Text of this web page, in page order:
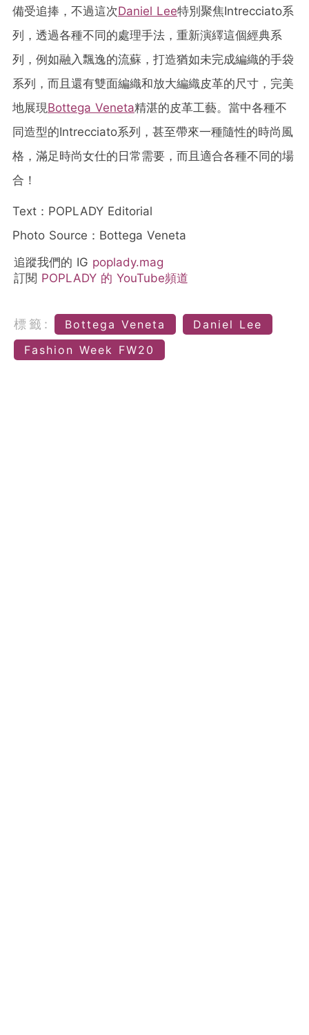
備受追捧，不過這次Daniel Lee特別聚焦Intrecciato系
列，透過各種不同的處理手法，重新演繹這個經典系
列，例如融入飄逸的流蘇，打造猶如未完成編織的手袋
系列，而且還有雙面編織和放大編織皮革的尺寸，完美
地展現Bottega Veneta精湛的皮革工藝。當中各種不
同造型的Intrecciato系列，甚至帶來一種隨性的時尚風
格，滿足時尚女仕的日常需要，而且適合各種不同的場
合！
Text：POPLADY Editorial
Photo Source：Bottega Veneta
追蹤我們的 IG poplady.mag
訂閱 POPLADY 的 YouTube頻道
標籤: Bottega Veneta
Daniel Lee
Fashion Week FW20